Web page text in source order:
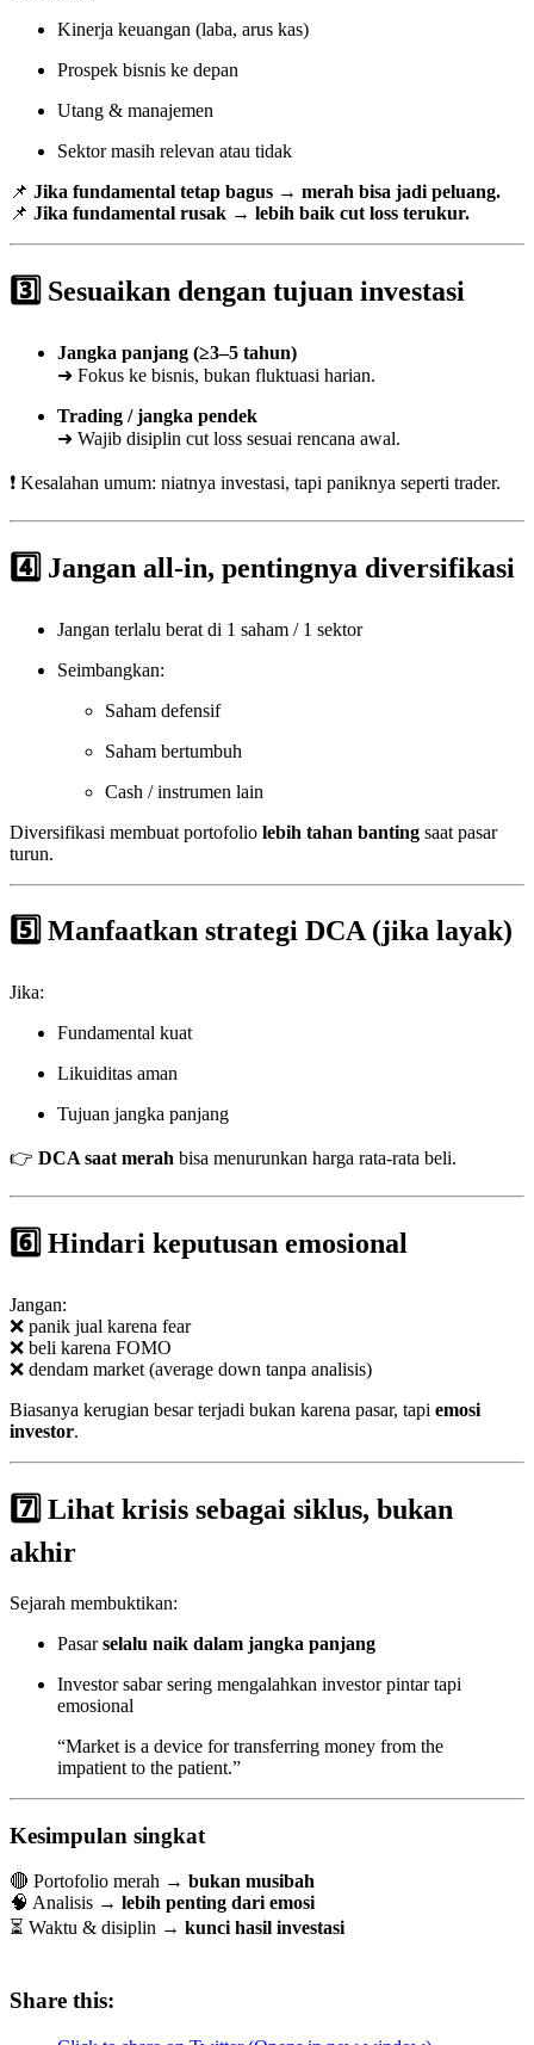
Kinerja keuangan (laba, arus kas)
Prospek bisnis ke depan
Utang & manajemen
Sektor masih relevan atau tidak
📌 Jika fundamental tetap bagus → merah bisa jadi peluang.
📌 Jika fundamental rusak → lebih baik cut loss terukur.
3️⃣ Sesuaikan dengan tujuan investasi
Jangka panjang (≥3–5 tahun)
➜ Fokus ke bisnis, bukan fluktuasi harian.
Trading / jangka pendek
➜ Wajib disiplin cut loss sesuai rencana awal.
❗ Kesalahan umum: niatnya investasi, tapi paniknya seperti trader.
4️⃣ Jangan all-in, pentingnya diversifikasi
Jangan terlalu berat di 1 saham / 1 sektor
Seimbangkan:
Saham defensif
Saham bertumbuh
Cash / instrumen lain
Diversifikasi membuat portofolio lebih tahan banting saat pasar
turun.
5️⃣ Manfaatkan strategi DCA (jika layak)
Jika:
Fundamental kuat
Likuiditas aman
Tujuan jangka panjang
👉 DCA saat merah bisa menurunkan harga rata-rata beli.
6️⃣ Hindari keputusan emosional
Jangan:
❌ panik jual karena fear
❌ beli karena FOMO
❌ dendam market (average down tanpa analisis)
Biasanya kerugian besar terjadi bukan karena pasar, tapi emosi
investor.
7️⃣ Lihat krisis sebagai siklus, bukan
akhir
Sejarah membuktikan:
Pasarselalu naik dalam jangka panjang
Investor sabar sering mengalahkan investor pintar tapi
emosional
“Market is a device for transferring money from the
impatient to the patient.”
Kesimpulan singkat
🔴 Portofolio merah → bukan musibah
🧠 Analisis → lebih penting dari emosi
⏳ Waktu & disiplin → kunci hasil investasi
Share this: